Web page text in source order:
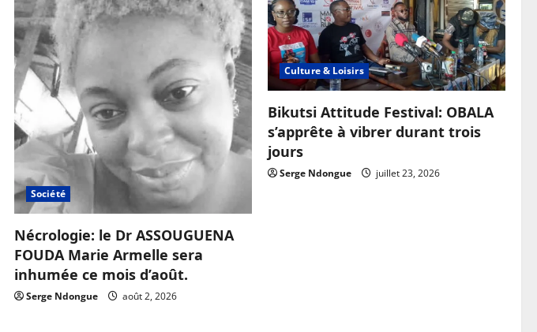
Société
Nécrologie: le Dr ASSOUGUENA
FOUDA Marie Armelle sera
inhumée ce mois d’août.
Serge Ndongue août 2, 2026
Culture & Loisirs
Bikutsi Attitude Festival: OBALA
s’apprête à vibrer durant trois
jours
Serge Ndongue juillet 23, 2026